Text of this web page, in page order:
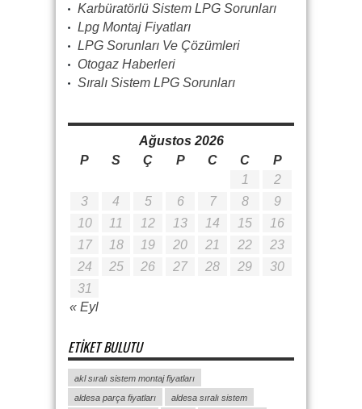
Karbüratörlü Sistem LPG Sorunları
Lpg Montaj Fiyatları
LPG Sorunları Ve Çözümleri
Otogaz Haberleri
Sıralı Sistem LPG Sorunları
Ağustos 2026
P
S Ç P C C P
« Eyl
1
2
3
4 5 6 7 8
9
10
11 12 13 14 15
16
17
18 19 20 21 22
23
24
25 26 27 28 29
30
31
ETIKET BULUTU
akl sıralı sistem montaj fiyatları
aldesa parça fiyatları
aldesa sıralı sistem